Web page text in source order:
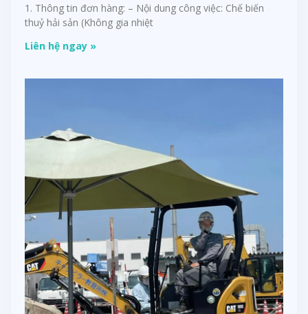
1. Thông tin đơn hàng: – Nội dung công việc: Chế biến
thuỷ hải sản (Không gia nhiệt
Liên hệ ngay »